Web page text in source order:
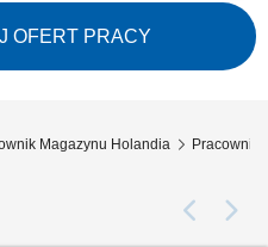
transportu i zarządzaniu
Firma koncentruje się na spedycji i
drogowy z innymi formami
OFERT PRACY
Magazynu Holandia Pracownik